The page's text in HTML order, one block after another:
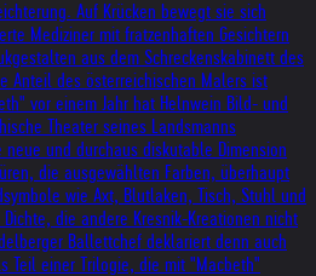
Auf Krücken bewegt sie sich
Mediziner mit fratzenhaften Gesichtern
aus dem Schreckenskabinett des
Anteil des österreichischen Malers ist
vor einem Jahr hat Helnwein Bild- und
Theater seines Landsmanns
und durchaus diskutable Dimension
die ausgewählten Farben, überhaupt
wie Axt, Blutlaken, Tisch, Stuhl und
die andere Kresnik-Kreationen nicht
Ballettchef deklariert denn auch
Teil einer Trilogie, die mit "Macbeth"